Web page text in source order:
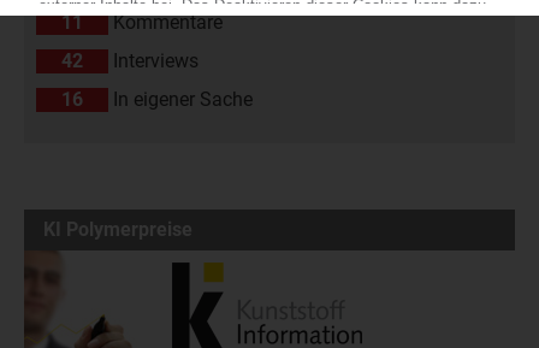
11
Kommentare
42
Interviews
16
In eigener Sache
KI Polymerpreise